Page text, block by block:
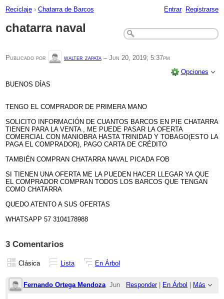
Reciclaje › Chatarra de Barcos Entrar Registrarse
chatarra naval
Publicado por walter zapata– Jun 20, 2019; 5:37pm
Opciones
BUENOS DÍAS
TENGO EL COMPRADOR DE PRIMERA MANO
SOLICITO INFORMACIÓN DE CUANTOS BARCOS EN PIE CHATARRA
TIENEN PARA LA VENTA , ME PUEDE PASAR LA OFERTA
COMERCIAL CON MANIOBRA HASTA TRINIDAD Y TOBAGO(ESTO LA
PAGA EL COMPRADOR), PAGO CARTA DE CRÉDITO
TAMBIÉN COMPRAN CHATARRA NAVAL PICADA FOB
SI TIENEN UNA OFERTA ME LA PUEDEN HACER LLEGAR YA QUE
EL COMPRADOR COMPRAN TODOS LOS BARCOS QUE TENGAN
COMO CHATARRA
QUEDO ATENTO A SUS OFERTAS
WHATSAPP 57 3104178988
3 Comentarios
Clásica Lista En Árbol
Fernando Ortega Mendoza Responder| En Árbol Más
Jun 22,